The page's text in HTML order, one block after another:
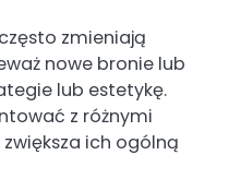
zmieniają
nowe bronie lub
lub estetykę.
z różnymi
ich ogólną